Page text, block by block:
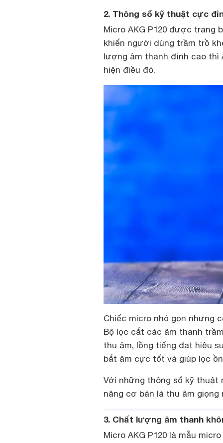
2. Thông số kỹ thuật cực
Micro AKG P120 được trang
khiến người dùng trầm trồ
lượng âm thanh đỉnh cao thì
hiện điều đó.
Chiếc micro nhỏ gọn nhưng
Bộ lọc cắt các âm thanh
thu âm, lồng tiếng đạt hiệu
bắt âm cực tốt và giúp lọc
Với những thông số kỹ thuật
năng cơ bản là thu âm giọng
3. Chất lượng âm thanh
Micro AKG P120 là mẫu